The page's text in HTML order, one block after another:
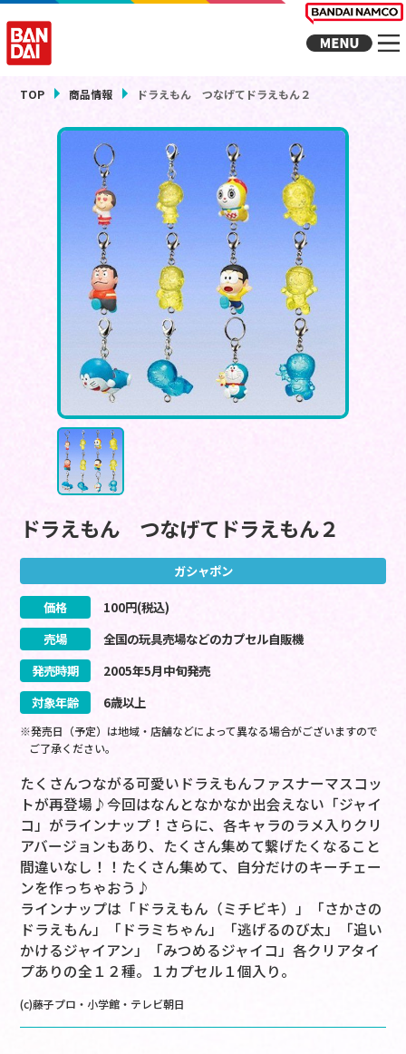
TOP 商品情報 ドラえもん つなげてドラえもん２
ドラえもん つなげてドラえもん２
ガシャポン
価格 100円(税込)
売場
全国の玩具売場などのカプセル自販機
発売時期
2005年5月中旬発売
対象年齢
6歳以上
※発売日（予定）は地域・店舗などによって異なる場合がございますので
ご了承ください。
たくさんつながる可愛いドラえもんファスナーマスコッ
トが再登場♪今回はなんとなかなか出会えない「ジャイ
コ」がラインナップ！さらに、各キャラのラメ入りクリ
アバージョンもあり、たくさん集めて繋げたくなること
間違いなし！！たくさん集めて、自分だけのキーチェー
ンを作っちゃおう♪
ラインナップは「ドラえもん（ミチビキ）」「さかさの
ドラえもん」「ドラミちゃん」「逃げるのび太」「追い
かけるジャイアン」「みつめるジャイコ」各クリアタイ
プありの全１２種。１カプセル１個入り。
(c)藤子プロ・小学館・テレビ朝日